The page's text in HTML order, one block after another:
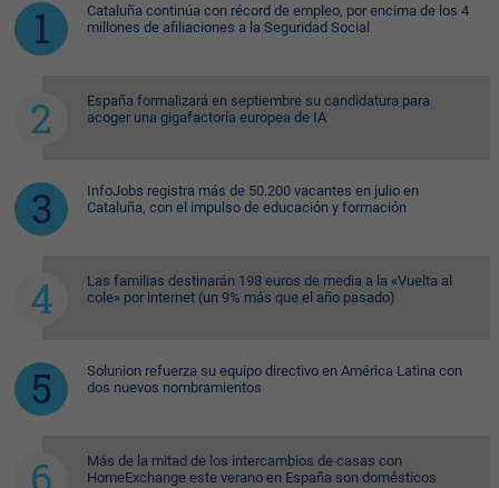
Cataluña continúa con récord de empleo, por encima de los 4
millones de afiliaciones a la Seguridad Social
España formalizará en septiembre su candidatura para
acoger una gigafactoría europea de IA
InfoJobs registra más de 50.200 vacantes en julio en
Cataluña, con el impulso de educación y formación
Las familias destinarán 198 euros de media a la «Vuelta al
cole» por internet (un 9% más que el año pasado)
Solunion refuerza su equipo directivo en América Latina con
dos nuevos nombramientos
Más de la mitad de los intercambios de casas con
HomeExchange este verano en España son domésticos